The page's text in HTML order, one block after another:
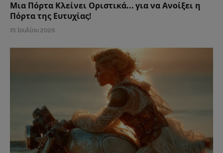
Μια Πόρτα Κλείνει Οριστικά… για να Ανοίξει η
Πόρτα της Ευτυχίας!
15 Ιουλίου 2026